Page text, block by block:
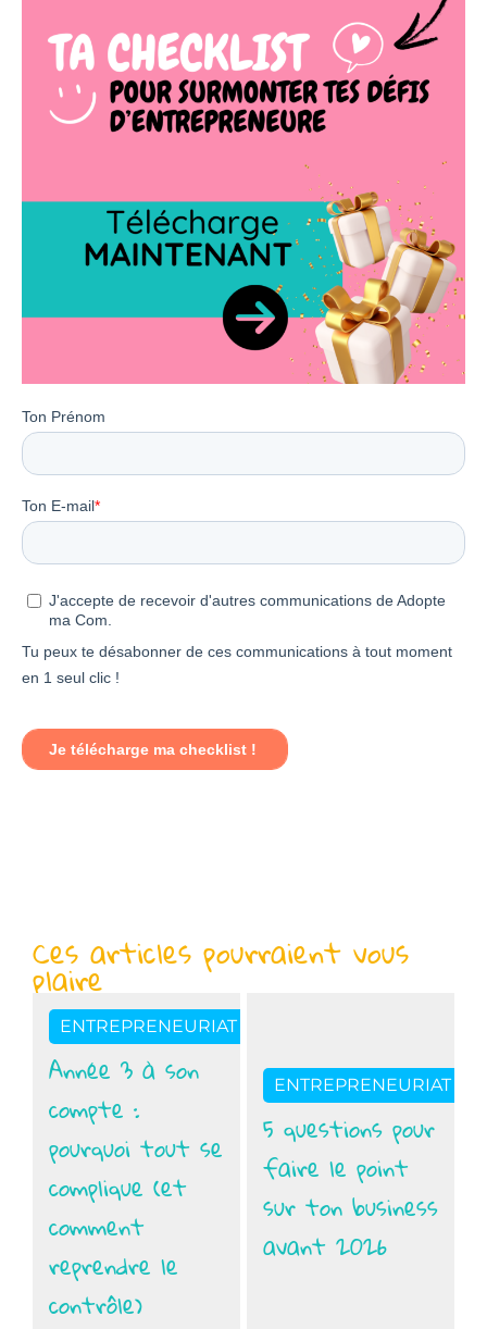
Ces articles pourraient vous
plaire
ENTREPRENEURIAT
Année 3 à son
compte :
pourquoi tout se
complique (et
comment
reprendre le
contrôle)
ENTREPRENEURIAT
5 questions pour
faire le point
sur ton business
avant 2026